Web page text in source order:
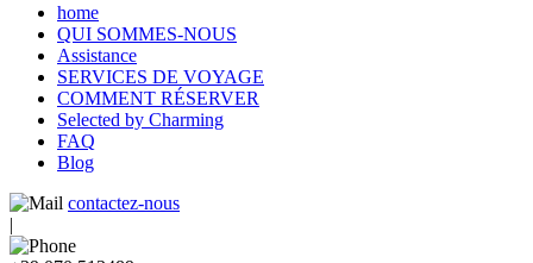
home
QUI SOMMES-NOUS
Assistance
SERVICES DE VOYAGE
COMMENT RÉSERVER
Selected by Charming
FAQ
Blog
contactez-nous
|